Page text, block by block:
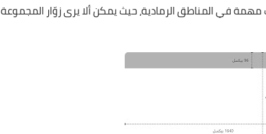
في المناطق الرمادية، حيث يمكن ألا يرى زوّار المجموعة